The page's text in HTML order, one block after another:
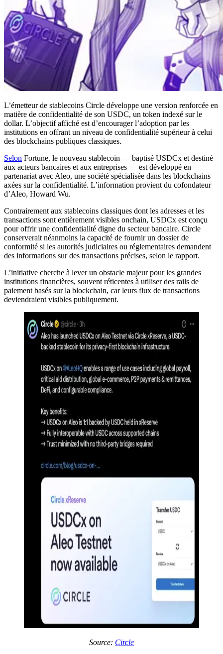
L’émetteur de stablecoins Circle développe une version renforcée en
matière de confidentialité de son USDC, un token indexé sur le
dollar. L’objectif affiché est d’encourager l’adoption par les
institutions en offrant un niveau de confidentialité supérieur à celui
des blockchains publiques classiques.
Selon Fortune, le nouveau stablecoin — baptisé USDCx et destiné
aux acteurs bancaires et aux entreprises — est développé en
partenariat avec Aleo, une société spécialisée dans les blockchains
axées sur la confidentialité. L’information provient du cofondateur
d’Aleo, Howard Wu.
Contrairement aux stablecoins classiques dont les adresses et les
transactions sont entièrement visibles onchain, USDCx est conçu
pour offrir une confidentialité digne du secteur bancaire. Circle
conserverait néanmoins la capacité de fournir un dossier de
conformité si les autorités judiciaires ou réglementaires demandent
des informations sur des transactions précises, selon le rapport.
L’initiative cherche à lever un obstacle majeur pour les grandes
institutions financières, souvent réticentes à utiliser des rails de
paiement basés sur la blockchain, car leurs flux de transactions
deviendraient visibles publiquement.
Source: Circle